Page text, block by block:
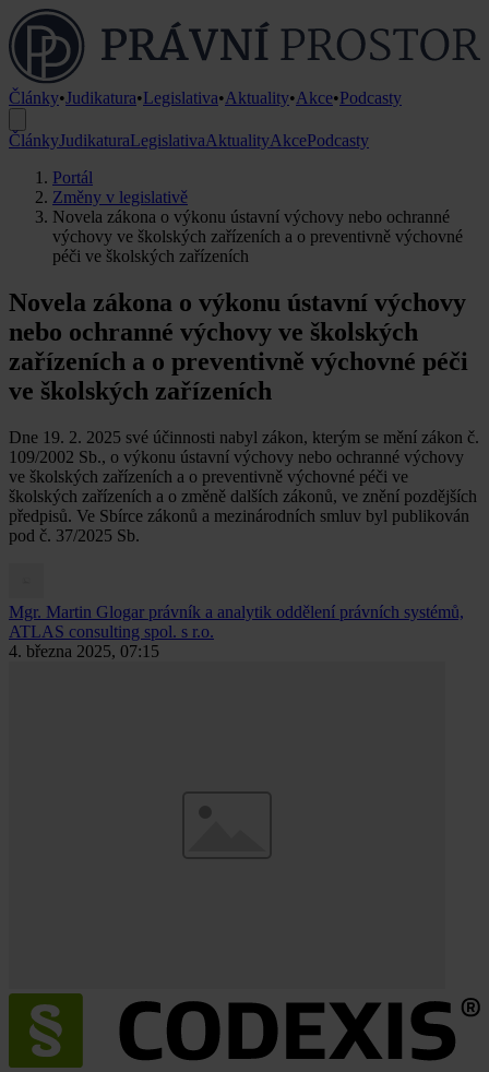
Články•Judikatura•Legislativa•Aktuality•Akce•Podcasty
ČlánkyJudikaturaLegislativaAktualityAkcePodcasty
Portál
Změny v legislativě
Novela zákona o výkonu ústavní výchovy nebo ochranné
výchovy ve školských zařízeních a o preventivně výchovné
péči ve školských zařízeních
Novela zákona o výkonu ústavní výchovy
nebo ochranné výchovy ve školských
zařízeních a o preventivně výchovné péči
ve školských zařízeních
Dne 19. 2. 2025 své účinnosti nabyl zákon, kterým se mění zákon č.
109/2002 Sb., o výkonu ústavní výchovy nebo ochranné výchovy
ve školských zařízeních a o preventivně výchovné péči ve
školských zařízeních a o změně dalších zákonů, ve znění pozdějších
předpisů. Ve Sbírce zákonů a mezinárodních smluv byl publikován
pod č. 37/2025 Sb.
Mgr. Martin Glogar právník a analytik oddělení právních systémů,
ATLAS consulting spol. s r.o.
4. března 2025, 07:15